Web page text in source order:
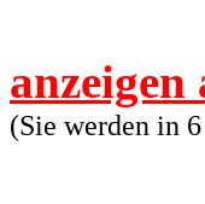
anzeigen
(Sie werden in